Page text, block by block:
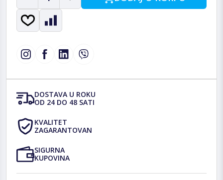
DOSTAVA U ROKU
OD 24 DO 48 SATI
KVALITET
ZAGARANTOVAN
SIGURNA
KUPOVINA